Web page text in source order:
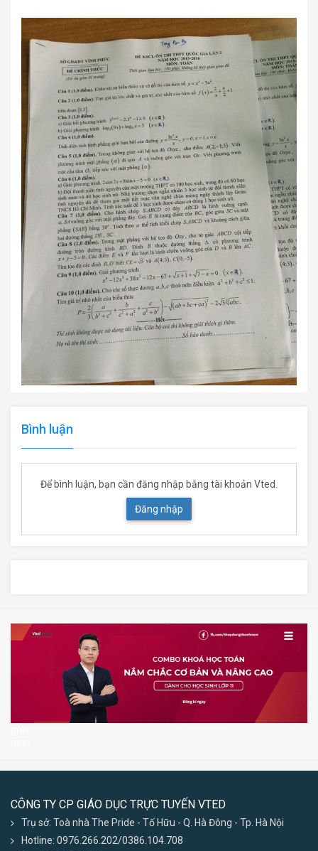
Bình luận
Để bình luận, bạn cần đăng nhập bằng tài khoản Vted.
Đăng nhập
CÔNG TY CP GIÁO DỤC TRỰC TUYẾN VTED
Trụ sở: Toà nhà The Pride - Tố Hữu - Q. Hà Đông - Tp. Hà Nội
Hotline: 0976.266.202/0386.104.708